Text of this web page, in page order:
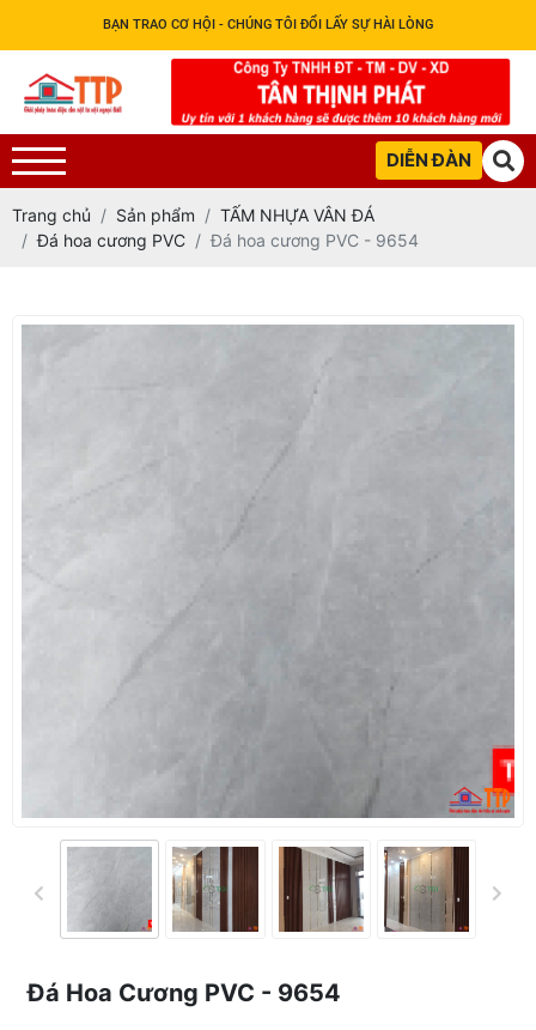
BẠN TRAO CƠ HỘI - CHÚNG TÔI ĐỔI LẤY SỰ HÀI LÒNG
DIỄN ĐÀN
Trang chủ Sản phẩm
TẤM NHỰA VÂN ĐÁ
Đá hoa cương PVC
Đá hoa cương PVC - 9654
Đá Hoa Cương PVC - 9654